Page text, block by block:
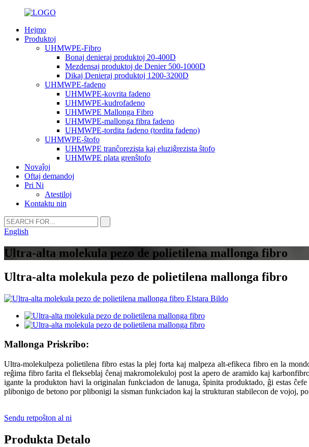
Hejmo
Produktoj
UHMWPE-Fibro
Bonaj denieraj produktoj 20-400D
Mezdensaj produktoj de Denier 500-1000D
Dikaj Denieraj produktoj 1200-3200D
UHMWPE-fadeno
UHMWPE-kovrita fadeno
UHMWPE-kudrofadeno
UHMWPE Mallonga Fibro
UHMWPE-mallonga fibra fadeno
UHMWPE-tordita fadeno (tordita fadeno)
UHMWPE-ŝtofo
UHMWPE tranĉorezista kaj eluziĝrezista ŝtofo
UHMWPE plata grenŝtofo
Novaĵoj
Oftaj demandoj
Pri Ni
Atestiloj
Kontaktu nin
English
Ultra-alta molekula pezo de polietilena mallonga fibro
Ultra-alta molekula pezo de polietilena mallonga fibro
Mallonga Priskribo:
Ultra-molekulpeza polietilena fibro estas la plej forta kaj malpeza alt-efikeca fibro en la
reĝima fibro farita el flekseblaj ĉenaj makromolekuloj post la apero de aramido kaj
igante la produkton havi la originalan funkciadon de lanuga, ŝpinita produktado, ĝi estas
plibonigo de betono por plibonigi la sisman funkciadon kaj la strukturan stabilecon de vojoj,
Sendu retpoŝton al ni
Produkta Detalo